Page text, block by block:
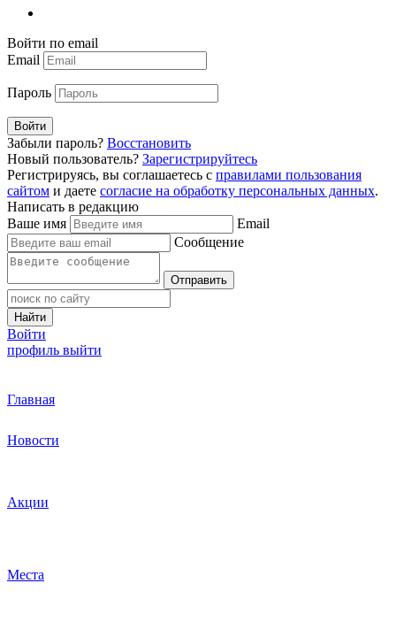
Войти по email
Email
Пароль
Войти
Забыли пароль? Восстановить
Новый пользователь? Зарегистрируйтесь
Регистрируясь, вы соглашаетесь с правилами пользования
сайтом и даете согласие на обработку персональных данных.
Написать в редакцию
Ваше имя
Email
Сообщение
Отправить
Найти
Войти
профиль выйти
Главная
Новости
Акции
Места